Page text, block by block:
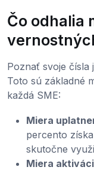
Čo odhalia
Poznať svoje čísla
Toto sú základné
každá SME:
Miera
percento
skutočne
Miera